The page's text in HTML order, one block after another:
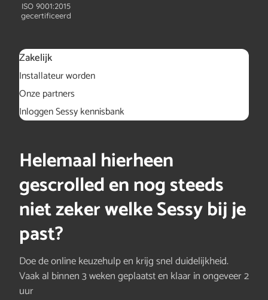
ISO 9001:2015
gecertificeerd
Zakelijk
Installateur worden
Onze partners
Inloggen Sessy kennisbank
Helemaal hierheen
gescrolled en nog steeds
niet zeker welke Sessy bij je
past?
Doe de online keuzehulp en krijg snel duidelijkheid.
Vaak al binnen 3 weken geplaatst en klaar in ongeveer 2
uur